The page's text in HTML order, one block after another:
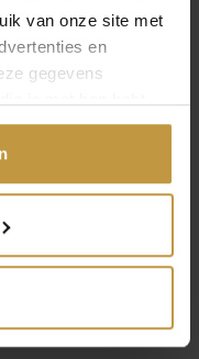
van onze site met
en
gegevens
via jouw gebruik van
COLLIER ROXY
C266 KETTING
Direct leverbaar, 1
werkdag
DESIGN